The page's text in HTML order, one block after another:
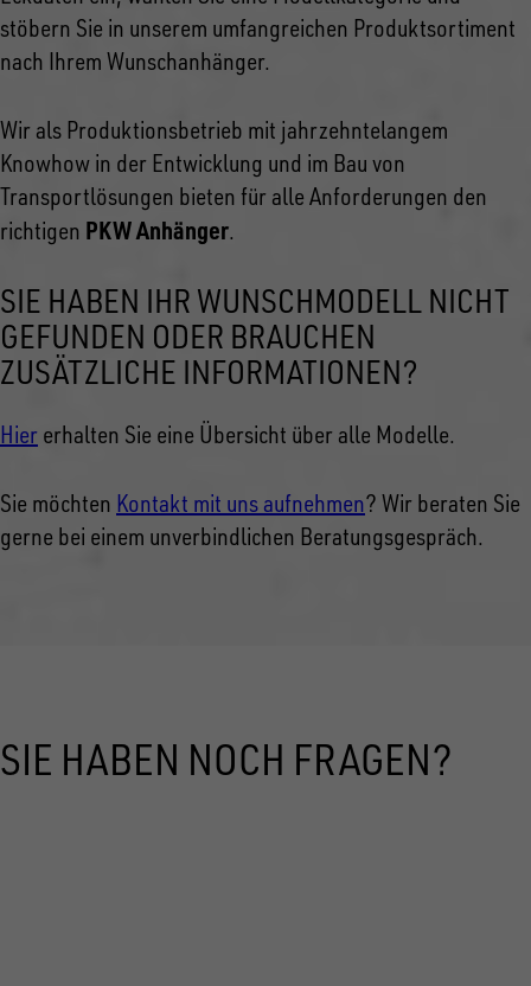
stöbern Sie in unserem umfangreichen Produktsortiment
nach Ihrem Wunschanhänger.
Wir als Produktionsbetrieb mit jahrzehntelangem
Knowhow in der Entwicklung und im Bau von
Transportlösungen bieten für alle Anforderungen den
richtigen PKW Anhänger.
SIE HABEN IHR WUNSCHMODELL NICHT
GEFUNDEN ODER BRAUCHEN
ZUSÄTZLICHE INFORMATIONEN?
Hier erhalten Sie eine Übersicht über alle Modelle.
Sie möchten Kontakt mit uns aufnehmen? Wir beraten Sie
gerne bei einem unverbindlichen Beratungsgespräch.
SIE HABEN NOCH FRAGEN?